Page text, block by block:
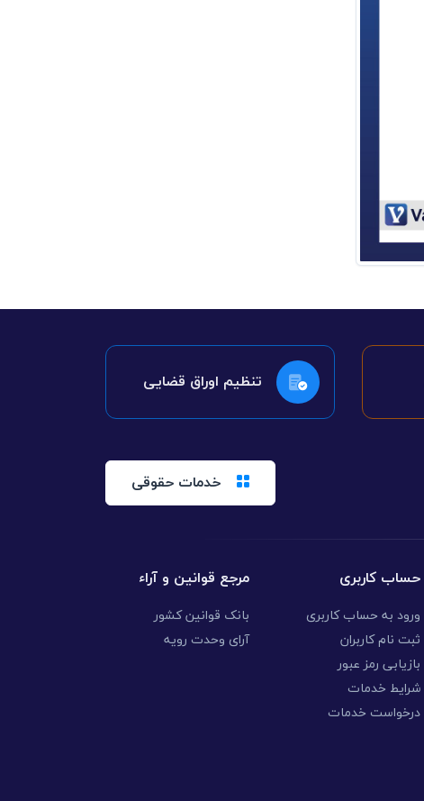
تنظیم اوراق قضایی
خدمات حقوقی
حساب کاربری
ورود به حساب کاربری
ثبت نام کاربران
بازیابی رمز عبور
شرایط خدمات
درخواست خدمات
مرجع قوانین و آراء
بانک قوانین کشور
آرای وحدت رویه